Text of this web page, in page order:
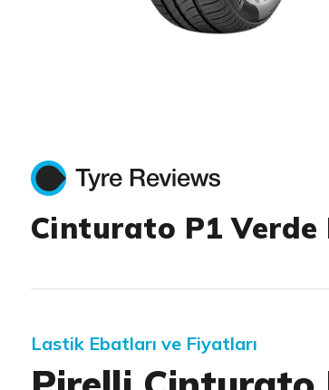
Cinturato P1 Verde
Lastik Ebatları ve Fiyatları